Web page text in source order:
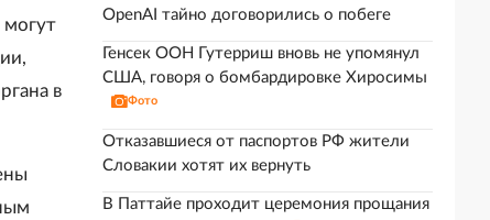
могут
в
OpenAI тайно договорились о побеге
Генсек ООН Гутерриш вновь не упомянул
США, говоря о бомбардировке Хиросимы
Фото
Отказавшиеся от паспортов РФ жители
Словакии хотят их вернуть
В Паттайе проходит церемония прощания